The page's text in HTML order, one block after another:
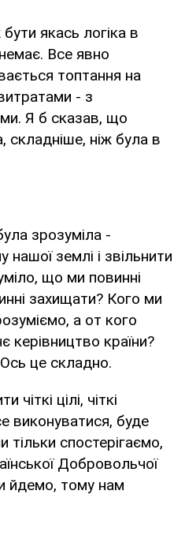
якась логіка в
Все явно
топтання на
- з
Я б сказав, що
складніше, ніж була в
зрозуміла -
нашої землі і звільнити
що ми повинні
захищати? Кого ми
а от кого
керівництво країни?
це складно.
цілі, чіткі
виконуватися, буде
тільки спостерігаємо,
Добровольчої
йдемо, тому нам